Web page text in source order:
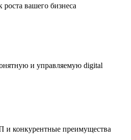
вашего бизнеса
и управляемую digital
и конкурентные преимущества